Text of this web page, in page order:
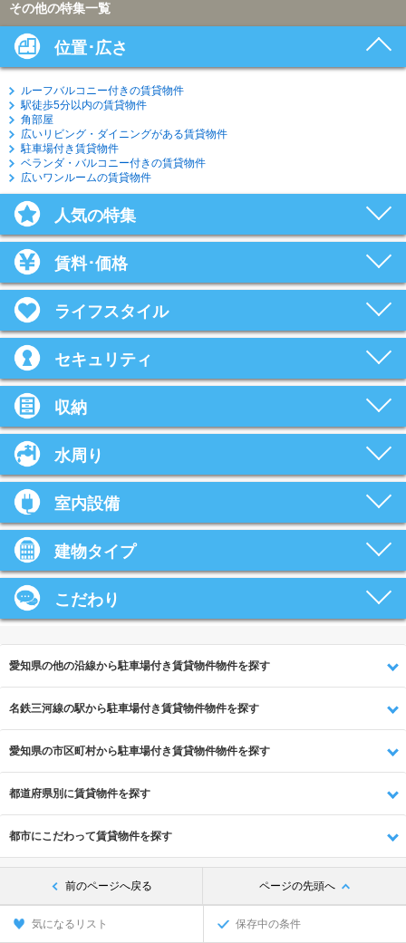
その他の特集一覧
位置･広さ
ルーフバルコニー付きの賃貸物件
駅徒歩5分以内の賃貸物件
角部屋
広いリビング・ダイニングがある賃貸物件
駐車場付き賃貸物件
ベランダ・バルコニー付きの賃貸物件
広いワンルームの賃貸物件
人気の特集
賃料･価格
ライフスタイル
セキュリティ
収納
水周り
室内設備
建物タイプ
こだわり
愛知県の他の沿線から駐車場付き賃貸物件物件を探す
名鉄三河線の駅から駐車場付き賃貸物件物件を探す
愛知県の市区町村から駐車場付き賃貸物件物件を探す
都道府県別に賃貸物件を探す
都市にこだわって賃貸物件を探す
前のページへ戻る ページの先頭へ
気になるリスト 保存中の条件